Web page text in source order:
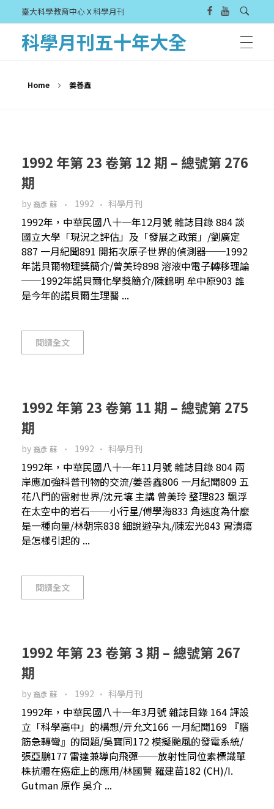
臺大科學教育中心 X 科學月刊
科學月刊五十年大全
Home 姜善鑫
1992 年第 23 卷第 12 期 – 總號第 276
期
by 裔彥 蘇 1992 科學月刊
1992年，中華民國八十一年12月號 雜誌目錄 884 談
國立大學「現況之評估」及「發展之政策」/劉廣定
887 一月紀聞891 開拓次原子世界的偵測器──1992
年諾貝爾物理獎簡介/曾美玲898 溶液中電子轉移理論
──1992年諾貝爾化學獎簡介/陳錦明 牟中原903 誰
是今年的諾貝爾生理醫 ...
閱讀全文
1992 年第 23 卷第 11 期 – 總號第 275
期
by 裔彥 蘇 1992 科學月刊
1992年，中華民國八十一年11月號 雜誌目錄 804 兩
岸應加強科普刊物的交流/姜善鑫806 一月紀聞809 五
花八門的雷射世界/沈元壤 主講 曾美玲 整理823 飄浮
在太空中的岩石──小行星/傅學海833 角速度為什麼
是一種向量/林朝宗838 細說避孕丸/陳宏光843 胃潰瘍
是怎樣引起的 ...
閱讀全文
1992 年第 23 卷第 3 期 – 總號第 267
期
by 裔彥 蘇 1992 科學月刊
1992年，中華民國八十一年3月號 雜誌目錄 164 評設
立「科學高中」的構想/亓允文166 一月紀聞169 『腦
筋急轉彎』的問題/吳寶同172 模擬颱風的發電系統/
張亞鵬177 雷達兼導向飛彈──放射性同位素標識單
株抗體在癌症上的應用/林國賢 羅建苗182 (CH)/I.
Gutman 原作 吳介 ...